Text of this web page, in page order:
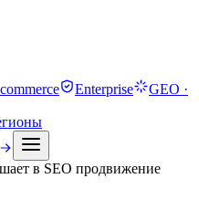
Enterprise
GEO ·
в SEO продвижение